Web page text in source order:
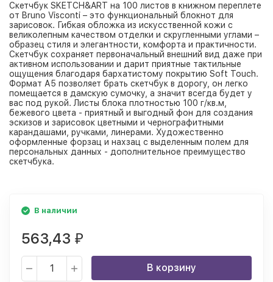
Скетчбук SKETCH&ART на 100 листов в книжном переплете
от Bruno Visconti – это функциональный блокнот для
зарисовок. Гибкая обложка из искусственной кожи с
великолепным качеством отделки и скругленными углами –
образец стиля и элегантности, комфорта и практичности.
Скетчбук сохраняет первоначальный внешний вид даже при
активном использовании и дарит приятные тактильные
ощущения благодаря бархатистому покрытию Soft Touch.
Формат А5 позволяет брать скетчбук в дорогу, он легко
помещается в дамскую сумочку, а значит всегда будет у
вас под рукой. Листы блока плотностью 100 г/кв.м,
бежевого цвета - приятный и выгодный фон для создания
эскизов и зарисовок цветными и чернографитными
карандашами, ручками, линерами. Художественно
оформленные форзац и нахзац с выделенным полем для
персональных данных - дополнительное преимущество
скетчбука.
В наличии
563,43 ₽
В корзину